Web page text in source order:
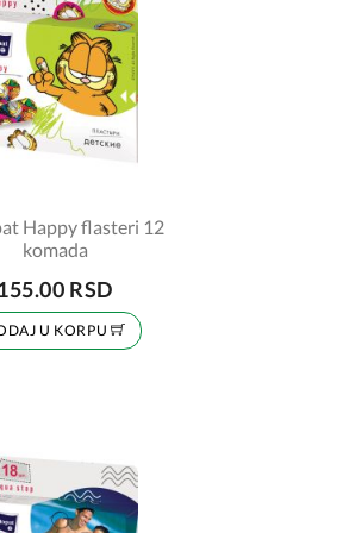
Happy flasteri 12
komada
RSD
U KORPU